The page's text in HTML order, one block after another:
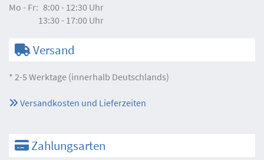
Mo - Fr: 8:00 - 12:30 Uhr
13:30 - 17:00 Uhr
Versand
* 2-5 Werktage (innerhalb Deutschlands)
Versandkosten und Lieferzeiten
Zahlungsarten